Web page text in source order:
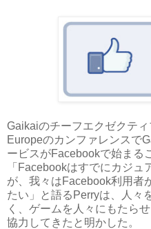
Gaikaiのチーフエクゼクテ
Europeのカンファレンスで
ービスがFacebookで始まる
「Facebookはすでにカジ
が、我々はFacebook利用者
たい」と語るPerryは、人々
く、ゲームを人々にもたら
協力してきたと明かした。